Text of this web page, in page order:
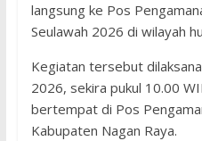
langsung ke Pos
Seulawah 2026 di wilayah
Kegiatan tersebut
2026, sekira pukul 10.00
bertempat di Pos
Kabupaten Nagan Raya.